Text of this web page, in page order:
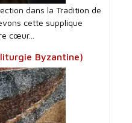
dans la Tradition de
cette supplique
cœur...
Byzantine)